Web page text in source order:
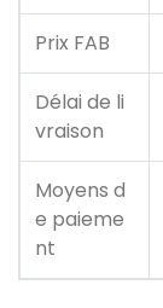
Prix ​​FAB
Délai de li
vraison
Moyens d
e paieme
nt